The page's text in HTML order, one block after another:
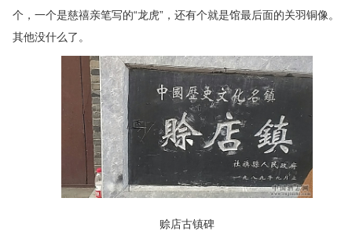
个，一个是慈禧亲笔写的“龙虎”，还有个就是馆最后面的关羽铜像。
其他没什么了。
赊店古镇碑